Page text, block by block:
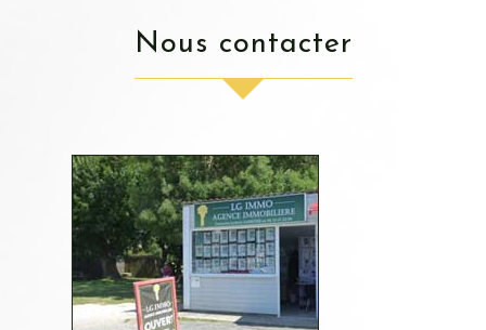
nous contacter